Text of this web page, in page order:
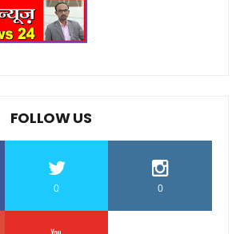
FOLLOW US
0 0